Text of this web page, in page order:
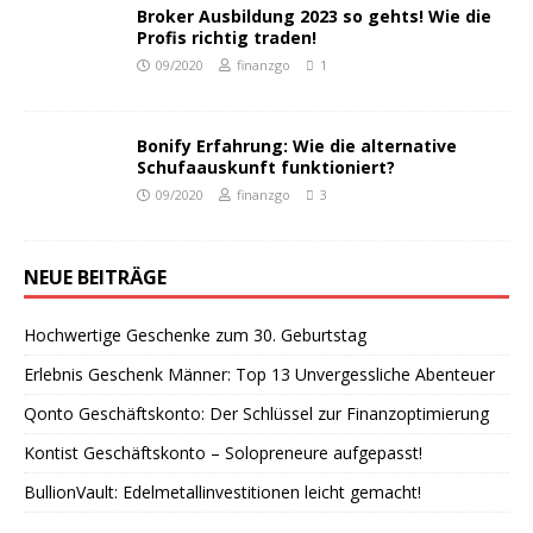
Broker Ausbildung 2023 so gehts! Wie die
Profis richtig traden!
09/2020 finanzgo 1
Bonify Erfahrung: Wie die alternative
Schufaauskunft funktioniert?
09/2020 finanzgo 3
NEUE BEITRÄGE
Hochwertige Geschenke zum 30. Geburtstag
Erlebnis Geschenk Männer: Top 13 Unvergessliche Abenteuer
Qonto Geschäftskonto: Der Schlüssel zur Finanzoptimierung
Kontist Geschäftskonto – Solopreneure aufgepasst!
BullionVault: Edelmetallinvestitionen leicht gemacht!